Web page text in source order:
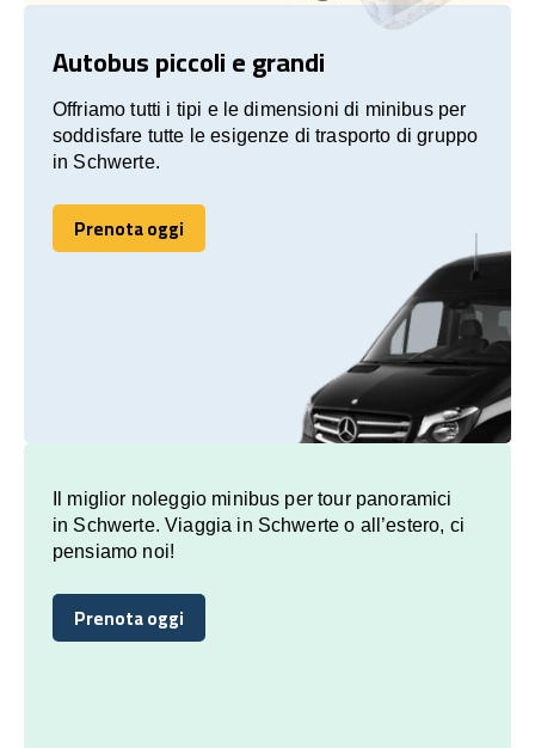
Autobus piccoli e grandi
Offriamo tutti i tipi e le dimensioni di minibus per
soddisfare tutte le esigenze di trasporto di gruppo
in Schwerte.
Prenota oggi
Prenota oggi
Il miglior noleggio minibus per tour panoramici
in Schwerte. Viaggia in Schwerte o all’estero, ci
pensiamo noi!
Prenota oggi
Prenota oggi